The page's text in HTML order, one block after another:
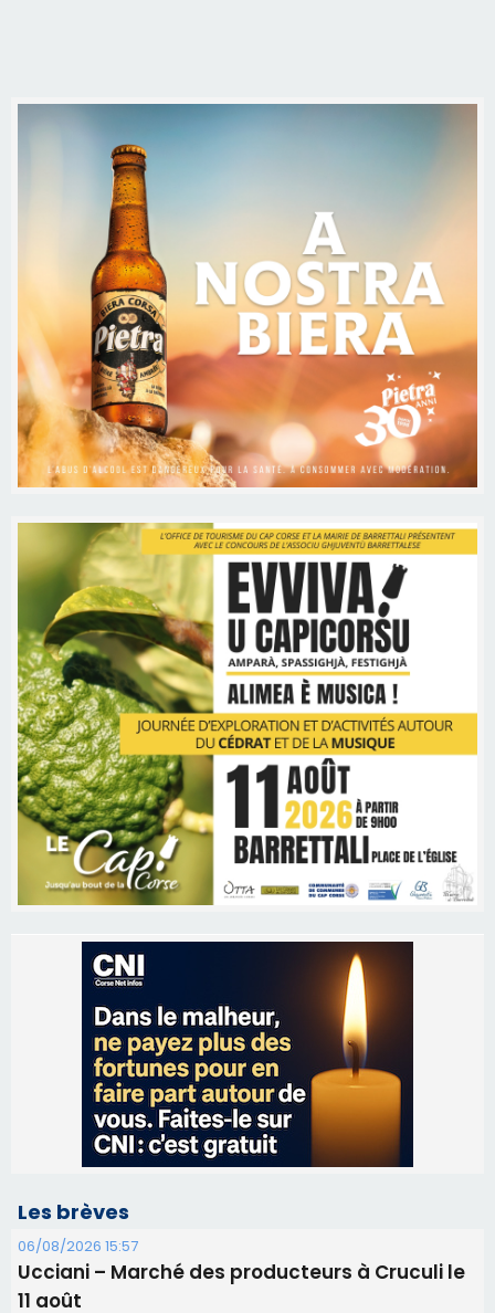
Les brèves
06/08/2026 15:57
Ucciani – Marché des producteurs à Cruculi le
06/08/2026 15:25
Corte – L’association A Nuciola organise une
06/08/2026 15:04
Alata - Soirée Tango Argentin au stade de San
Benedetto